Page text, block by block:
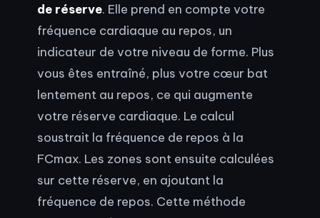
de réserve. Elle prend en compte votre
fréquence cardiaque au repos, un
indicateur de votre niveau de forme. Plus
vous êtes entraîné, plus votre cœur bat
lentement au repos, ce qui augmente
votre réserve cardiaque. Le calcul
soustrait la fréquence de repos à la
FCmax. Les zones sont ensuite calculées
sur cette réserve, en ajoutant la
fréquence de repos. Cette méthode